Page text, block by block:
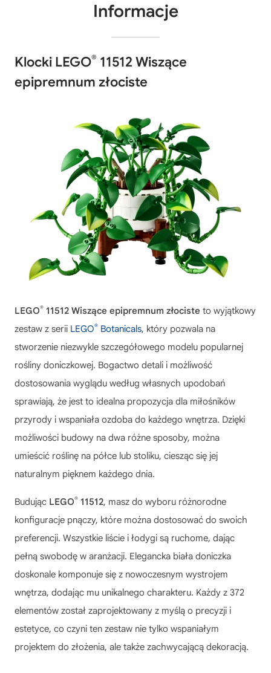
Informacje
Klocki LEGO® 11512 Wiszące
epipremnum złociste
LEGO® 11512 Wiszące epipremnum złociste to wyjątkowy
zestaw z serii LEGO® Botanicals, który pozwala na
stworzenie niezwykle szczegółowego modelu popularnej
rośliny doniczkowej. Bogactwo detali i możliwość
dostosowania wyglądu według własnych upodobań
sprawiają, że jest to idealna propozycja dla miłośników
przyrody i wspaniała ozdoba do każdego wnętrza. Dzięki
możliwości budowy na dwa różne sposoby, można
umieścić roślinę na półce lub stoliku, ciesząc się jej
naturalnym pięknem każdego dnia.
Budując LEGO® 11512, masz do wyboru różnorodne
konfiguracje pnączy, które można dostosować do swoich
preferencji. Wszystkie liście i łodygi są ruchome, dając
pełną swobodę w aranżacji. Elegancka biała doniczka
doskonale komponuje się z nowoczesnym wystrojem
wnętrza, dodając mu unikalnego charakteru. Każdy z 372
elementów został zaprojektowany z myślą o precyzji i
estetyce, co czyni ten zestaw nie tylko wspaniałym
projektem do złożenia, ale także zachwycającą dekoracją.